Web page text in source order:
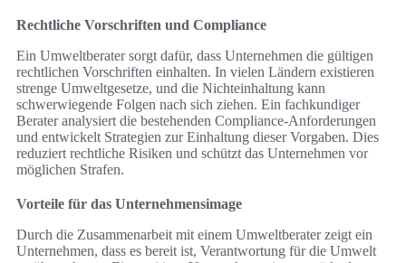
Rechtliche Vorschriften und Compliance
Ein Umweltberater sorgt dafür, dass Unternehmen die gültigen
rechtlichen Vorschriften einhalten. In vielen Ländern existieren
strenge Umweltgesetze, und die Nichteinhaltung kann
schwerwiegende Folgen nach sich ziehen. Ein fachkundiger
Berater analysiert die bestehenden Compliance-Anforderungen
und entwickelt Strategien zur Einhaltung dieser Vorgaben. Dies
reduziert rechtliche Risiken und schützt das Unternehmen vor
möglichen Strafen.
Vorteile für das Unternehmensimage
Durch die Zusammenarbeit mit einem Umweltberater zeigt ein
Unternehmen, dass es bereit ist, Verantwortung für die Umwelt